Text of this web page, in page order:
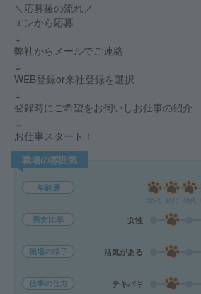
＼応募後の流れ／
エンから応募
↓
弊社からメールでご連絡
↓
WEB登録or来社登録を選択
↓
登録時にご希望をお伺いしお仕事の紹介
↓
お仕事スタート！
職場の雰囲気
年齢層
男女比率 女性
職場の様子 活気がある
仕事の仕方 テキパキ